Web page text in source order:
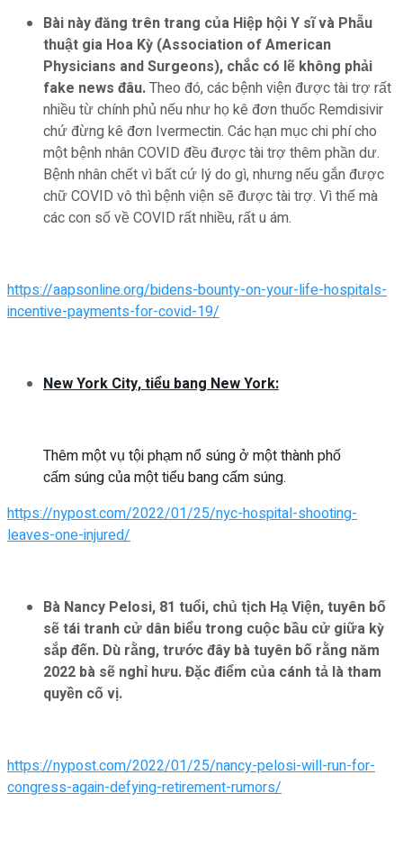
Bài này đăng trên trang của Hiệp hội Y sĩ và Phẫu
thuật gia Hoa Kỳ (Association of American
Physicians and Surgeons), chắc có lẽ không phải
fake news đâu.Theo đó, các bệnh viện được tài trợ rất
nhiều từ chính phủ nếu như họ kê đơn thuốc Remdisivir
chứ đừng kê đơn Ivermectin. Các hạn mục chi phí cho
một bệnh nhân COVID đều được tài trợ thêm phần dư.
Bệnh nhân chết vì bất cứ lý do gì, nhưng nếu gắn được
chữ COVID vô thì bệnh viện sẽ được tài trợ. Vì thế mà
các con số về COVID rất nhiều, rất u ám.
https://aapsonline.org/bidens-bounty-on-your-life-hospitals-
incentive-payments-for-covid-19/
New York City, tiểu bang New York:
Thêm một vụ tội phạm nổ súng ở một thành phố
cấm súng của một tiểu bang cấm súng.
https://nypost.com/2022/01/25/nyc-hospital-shooting-
leaves-one-injured/
Bà Nancy Pelosi, 81 tuổi, chủ tịch Hạ Viện, tuyên bố
sẽ tái tranh cử dân biểu trong cuộc bầu cử giữa kỳ
sắp đến. Dù rằng, trước đây bà tuyên bố rằng năm
2022 bà sẽ nghỉ hưu. Đặc điểm của cánh tả là tham
quyền cố vị.
https://nypost.com/2022/01/25/nancy-pelosi-will-run-for-
congress-again-defying-retirement-rumors/